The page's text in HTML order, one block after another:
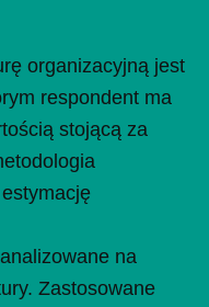
organizacyjną jest
respondent ma
stojącą za
na
Zastosowane